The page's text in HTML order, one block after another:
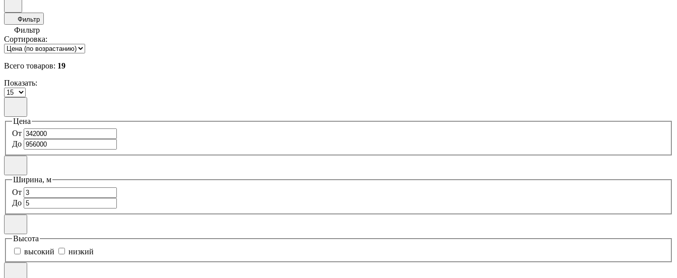
Фильтр
Фильтр
Сортировка:
Всего товаров: 19
Показать:
Цена
От
До
Ширина, м
От
До
Высота
высокий
низкий